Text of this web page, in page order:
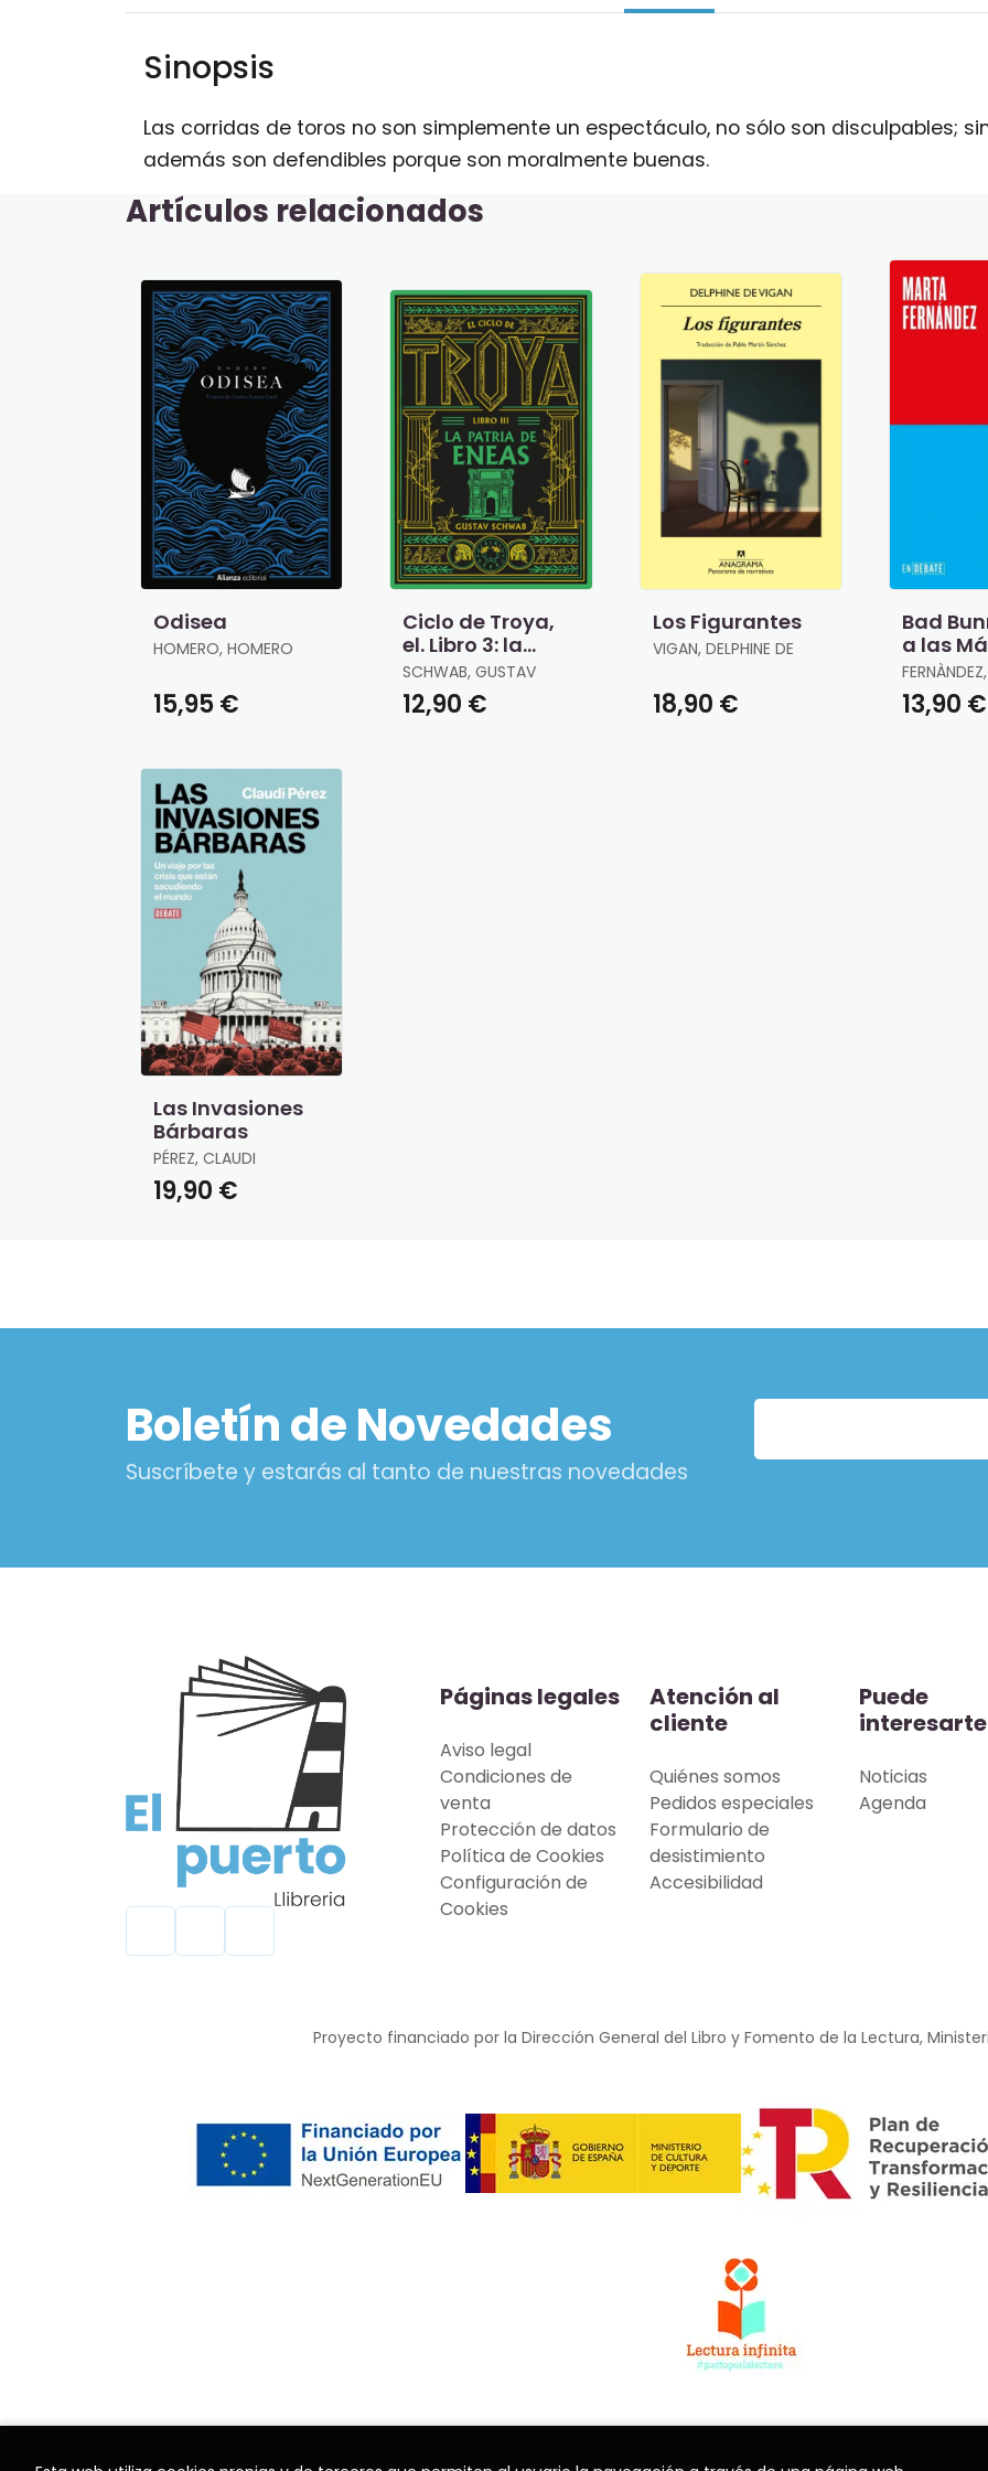
Sinopsis
Las corridas de toros no son simplemente un espectáculo, no sólo son disculpables;
además son defendibles porque son moralmente buenas.
Artículos relacionados
Odisea
HOMERO, HOMERO
15,95 €
Ciclo de Troya,
el. Libro 3: la
Patria de Eneas
SCHWAB, GUSTAV
12,90 €
Los Figurantes
VIGAN, DELPHINE DE
18,90 €
Bad
a las
(Serie
13,90 €
Las Invasiones
Bárbaras
PÉREZ, CLAUDI
19,90 €
Boletín de Novedades
Suscríbete y estarás al tanto de nuestras novedades
Páginas legales
Aviso legal
Condiciones de
venta
Protección de datos
Política de Cookies
Configuración de
Cookies
Atención al
cliente
Quiénes somos
Pedidos especiales
Formulario de
desistimiento
Accesibilidad
Puede
interesarte
Noticias
Agenda
Proyecto financiado por la Dirección General del Libro y Fomento de la Lectura,